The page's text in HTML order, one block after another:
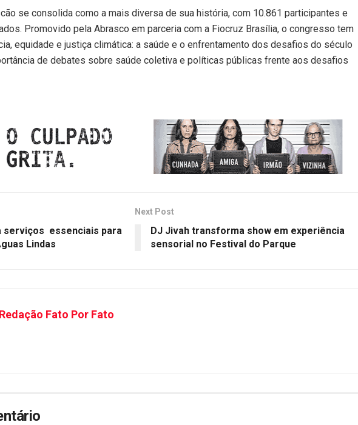
se consolida como a mais diversa de sua história, com 10.861 participantes e
Promovido pela Abrasco em parceria com a Fiocruz Brasília, o congresso tem
equidade e justiça climática: a saúde e o enfrentamento dos desafios do século
de debates sobre saúde coletiva e políticas públicas frente aos desafios
serviços essenciais para
Lindas
Next Post
DJ Jivah transforma show em experiência
sensorial no Festival do Parque
Redação Fato Por Fato